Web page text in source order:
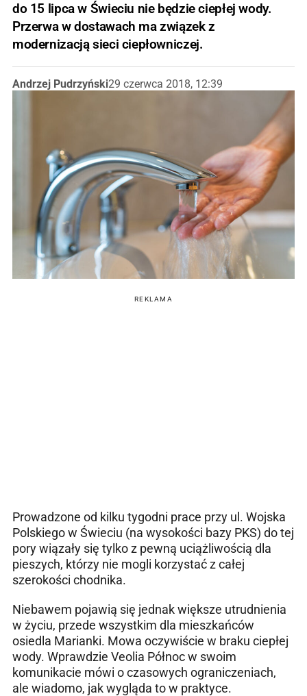
do 15 lipca w Świeciu nie będzie ciepłej wody.
Przerwa w dostawach ma związek z
modernizacją sieci ciepłowniczej.
Andrzej Pudrzyński29 czerwca 2018, 12:39
REKLAMA
Prowadzone od kilku tygodni prace przy ul. Wojska
Polskiego w Świeciu (na wysokości bazy PKS) do tej
pory wiązały się tylko z pewną uciążliwością dla
pieszych, którzy nie mogli korzystać z całej
szerokości chodnika.
Niebawem pojawią się jednak większe utrudnienia
w życiu, przede wszystkim dla mieszkańców
osiedla Marianki. Mowa oczywiście w braku ciepłej
wody. Wprawdzie Veolia Północ w swoim
komunikacie mówi o czasowych ograniczeniach,
ale wiadomo, jak wygląda to w praktyce.